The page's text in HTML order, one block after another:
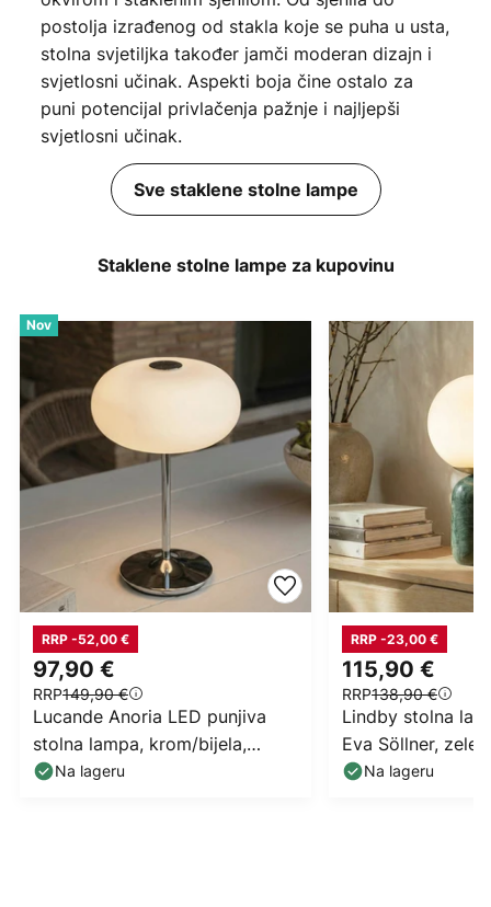
postolja izrađenog od stakla koje se puha u usta,
stolna svjetiljka također jamči moderan dizajn i
svjetlosni učinak. Aspekti boja čine ostalo za
puni potencijal privlačenja pažnje i najljepši
svjetlosni učinak.
Sve staklene stolne lampe
Staklene stolne lampe za kupovinu
Nov
97,90 €
RRP149,90 €
RRP -52,00 €
Lucande Anoria LED punjiva
stolna lampa, krom/bijela,
staklo, IP44, USB
Na lageru
115,90 €
RRP138,90 €
RRP -23,00 €
Lindby stolna
Eva Söllner,
20 cm
Na lageru